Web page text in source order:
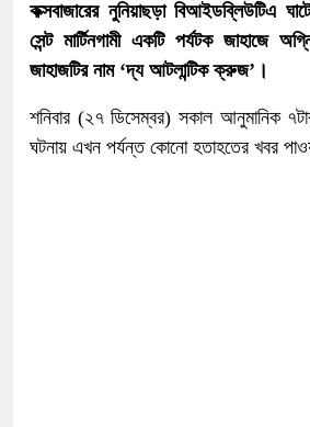
কক্সবাজারের নুনিয়াছড়া বিআইডব্লিউটিএ
সেন্ট মার্টিনগামী একটি পর্যটক জাহাজে
জাহাজটির নাম ‘দ্য আটলান্টিক ক্রুজ’।
শনিবার (২৭ ডিসেম্বর) সকাল আনুমানিক
ঘটনায় এখন পর্যন্ত কোনো হতাহতের খবর